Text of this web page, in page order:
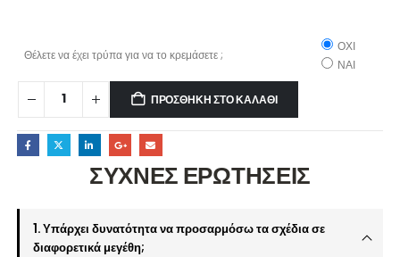
Θέλετε να έχει τρύπα για να το κρεμάσετε ;
ΟΧΙ
ΝΑΙ
ΠΡΟΣΘΉΚΗ ΣΤΟ ΚΑΛΆΘΙ
ΣΥΧΝΕΣ ΕΡΩΤΗΣΕΙΣ
1. Υπάρχει δυνατότητα να προσαρμόσω τα σχέδια σε
διαφορετικά μεγέθη;